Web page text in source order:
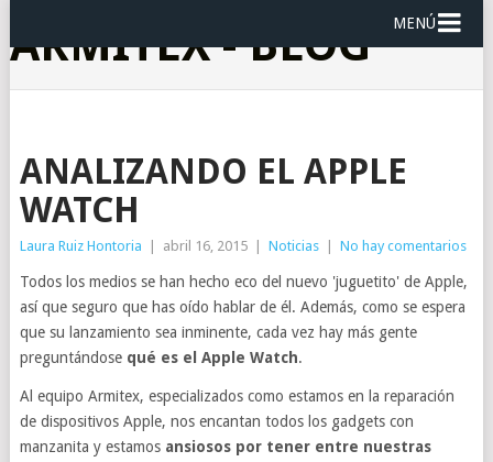
ARMITEX - BLOG MENÚ
ANALIZANDO EL APPLE
WATCH
Laura Ruiz Hontoria abril 16, 2015 Noticias No hay comentarios
Todos los medios se han hecho eco del nuevo 'juguetito' de Apple,
así que seguro que has oído hablar de él. Además, como se espera
que su lanzamiento sea inminente, cada vez hay más gente
preguntándose qué es el Apple Watch.
Al equipo Armitex, especializados como estamos en la reparación
de dispositivos Apple, nos encantan todos los gadgets con
manzanita y estamos ansiosos por tener entre nuestras